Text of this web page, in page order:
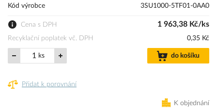
Kód výrobce
3SU1000-5TF01-0AA0
Cena s DPH 1 963,38 Kč/ks
Recyklační poplatek vč. DPH 0,35 Kč
ks do košíku
Přidat k porovnání
K objednání